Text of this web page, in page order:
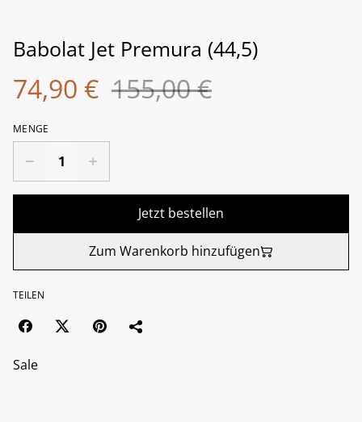
Babolat Jet Premura (44,5)
74,90 € 155,00 €
MENGE
Jetzt bestellen
Zum Warenkorb hinzufügen
TEILEN
Sale